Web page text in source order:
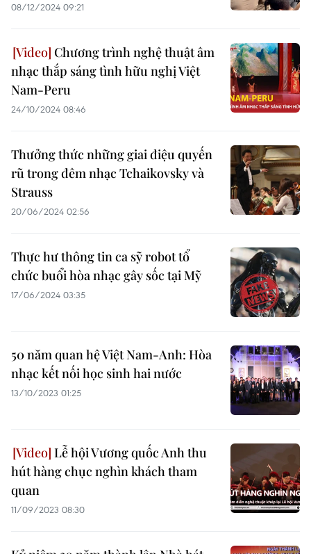
08/12/2024 09:21
Chương trình nghệ thuật âm
nhạc thắp sáng tình hữu nghị Việt
Nam-Peru
24/10/2024 08:46
Thưởng thức những giai điệu quyến
rũ trong đêm nhạc Tchaikovsky và
Strauss
20/06/2024 02:56
Thực hư thông tin ca sỹ robot tổ
chức buổi hòa nhạc gây sốc tại Mỹ
17/06/2024 03:35
50 năm quan hệ Việt Nam-Anh: Hòa
nhạc kết nối học sinh hai nước
13/10/2023 01:25
Lễ hội Vương quốc Anh thu
hút hàng chục nghìn khách tham
quan
11/09/2023 08:30